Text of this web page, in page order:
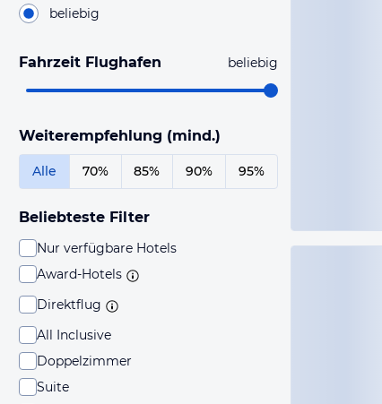
beliebig
Fahrzeit Flughafen beliebig
Weiterempfehlung (mind.)
Alle 70% 85% 90% 95%
Beliebteste Filter
Nur verfügbare Hotels
Award-Hotels
Direktflug
All Inclusive
Doppelzimmer
Suite